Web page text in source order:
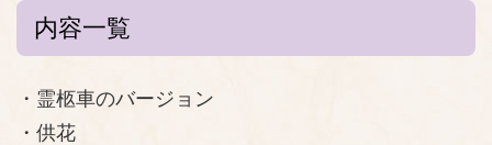
内容一覧
・霊柩車のバージョン
・供花